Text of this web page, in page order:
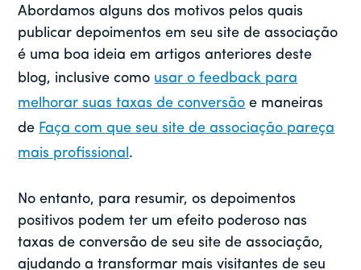
Abordamos alguns dos motivos pelos quais
publicar depoimentos em seu site de associação
é uma boa ideia em artigos anteriores deste
blog, inclusive como usar o feedback para
melhorar suas taxas de conversão e maneiras
de Faça com que seu site de associação pareça
mais profissional.
No entanto, para resumir, os depoimentos
positivos podem ter um efeito poderoso nas
taxas de conversão de seu site de associação,
ajudando a transformar mais visitantes de seu